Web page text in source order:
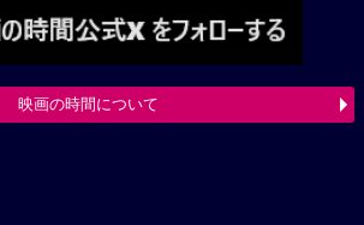
映画の時間について